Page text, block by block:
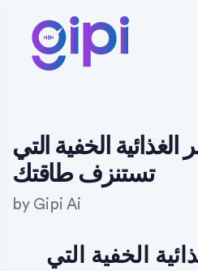
الخفية التي
تستنزف طاقتك
by Gipi Ai
الخفية التي